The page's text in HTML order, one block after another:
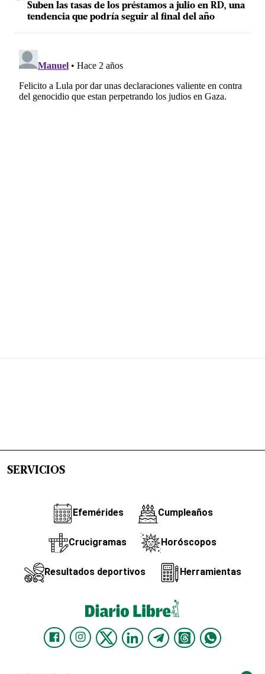
Suben las tasas de los préstamos a julio en RD, una
tendencia que podría seguir al final del año
SERVICIOS
Efemérides Cumpleaños
Crucigramas Horóscopos
Resultados deportivos Herramientas